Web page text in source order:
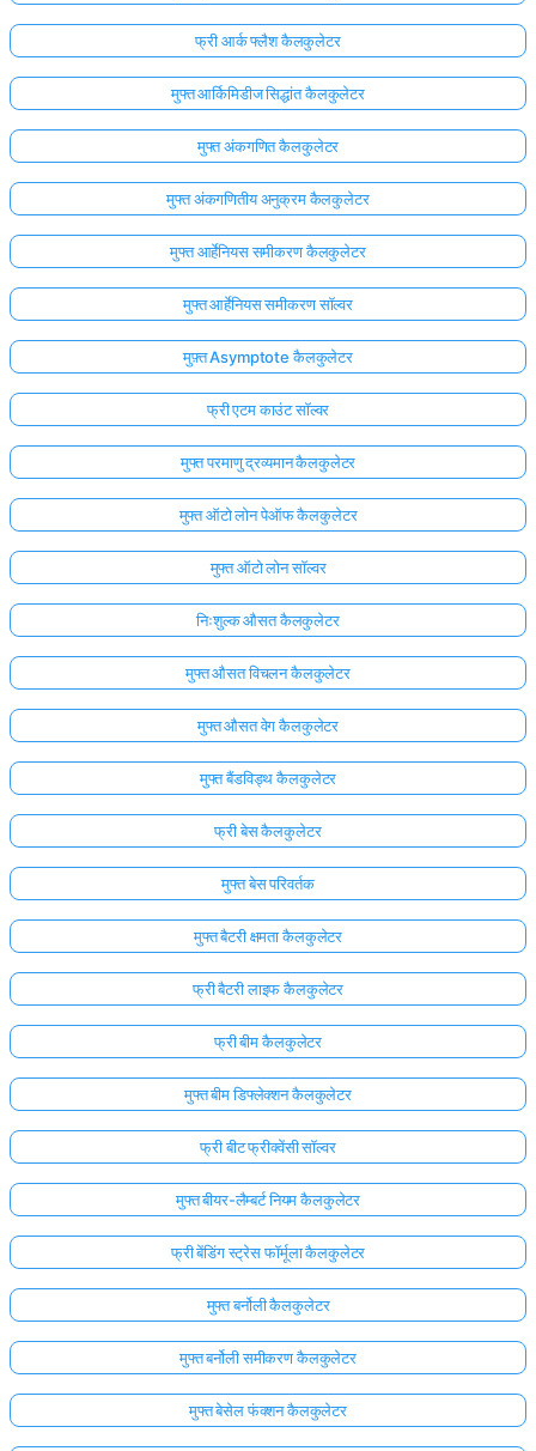
फ्री आर्क फ्लैश कैलकुलेटर
मुफ्त आर्किमिडीज सिद्धांत कैलकुलेटर
मुफ्त अंकगणित कैलकुलेटर
मुफ्त अंकगणितीय अनुक्रम कैलकुलेटर
मुफ्त आर्हेनियस समीकरण कैलकुलेटर
मुफ्त आर्हेनियस समीकरण सॉल्वर
मुफ़्त Asymptote कैलकुलेटर
फ्री एटम काउंट सॉल्वर
मुफ्त परमाणु द्रव्यमान कैलकुलेटर
मुफ्त ऑटो लोन पेऑफ कैलकुलेटर
मुफ्त ऑटो लोन सॉल्वर
निःशुल्क औसत कैलकुलेटर
मुफ्त औसत विचलन कैलकुलेटर
मुफ्त औसत वेग कैलकुलेटर
मुफ्त बैंडविड्थ कैलकुलेटर
फ्री बेस कैलकुलेटर
मुफ्त बेस परिवर्तक
मुफ्त बैटरी क्षमता कैलकुलेटर
फ्री बैटरी लाइफ कैलकुलेटर
फ्री बीम कैलकुलेटर
मुफ्त बीम डिफ्लेक्शन कैलकुलेटर
फ्री बीट फ्रीक्वेंसी सॉल्वर
मुफ्त बीयर-लैम्बर्ट नियम कैलकुलेटर
फ्री बेंडिंग स्ट्रेस फॉर्मूला कैलकुलेटर
मुफ्त बर्नोली कैलकुलेटर
मुफ्त बर्नोली समीकरण कैलकुलेटर
मुफ्त बेसेल फंक्शन कैलकुलेटर